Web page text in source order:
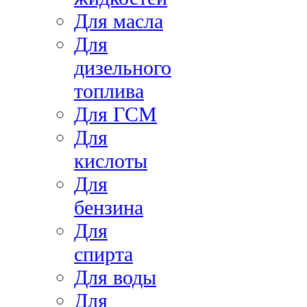
Для масла
Для
дизельного
топлива
Для ГСМ
Для
кислоты
Для
бензина
Для
спирта
Для воды
Для